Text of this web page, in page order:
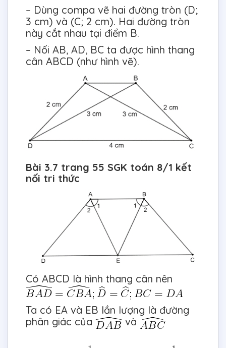
– Dùng compa vẽ hai đường tròn (D;
3 cm) và (C; 2 cm). Hai đường tròn
này cắt nhau tại điểm B.
– Nối AB, AD, BC ta được hình thang
cân ABCD (như hình vẽ).
Bài 3.7 trang 55 SGK toán 8/1 kết
nối tri thức
Có ABCD là hình thang cân nên
Ta có EA và EB lần lượng là đường
phân giác của
và